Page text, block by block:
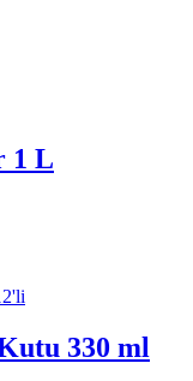
1 L
330 ml